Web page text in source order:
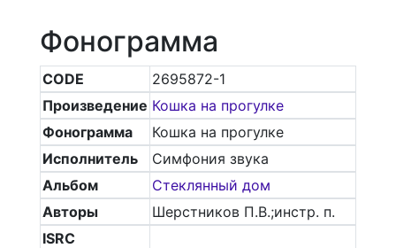
Фонограмма
CODE
2695872-1
Произведение Кошка на прогулке
Фонограмма
Кошка на прогулке
Исполнитель
Симфония звука
Альбом
Стеклянный дом
Авторы
Шерстников П.В.;инстр. п.
ISRC